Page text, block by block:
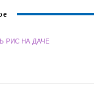
РИС НА ДАЧЕ